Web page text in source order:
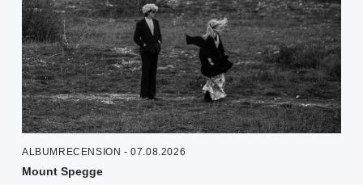
ALBUMRECENSION - 07.08.2026
Mount Spegge